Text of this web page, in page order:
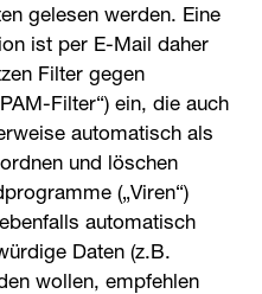
gelesen werden. Eine
ist per E-Mail daher
Filter gegen
Filter“) ein, die auch
automatisch als
und löschen
(„Viren“)
automatisch
Daten (z.B.
wollen, empfehlen